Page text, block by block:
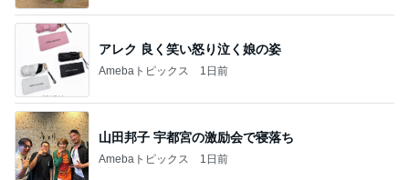
アレク 良く笑い怒り泣く娘の姿
Amebaトピックス 1日前
山田邦子 宇都宮の激励会で寝落ち
Amebaトピックス 1日前